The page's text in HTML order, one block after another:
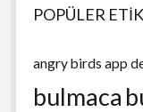
POPÜLER
angry birds app
bulmaca